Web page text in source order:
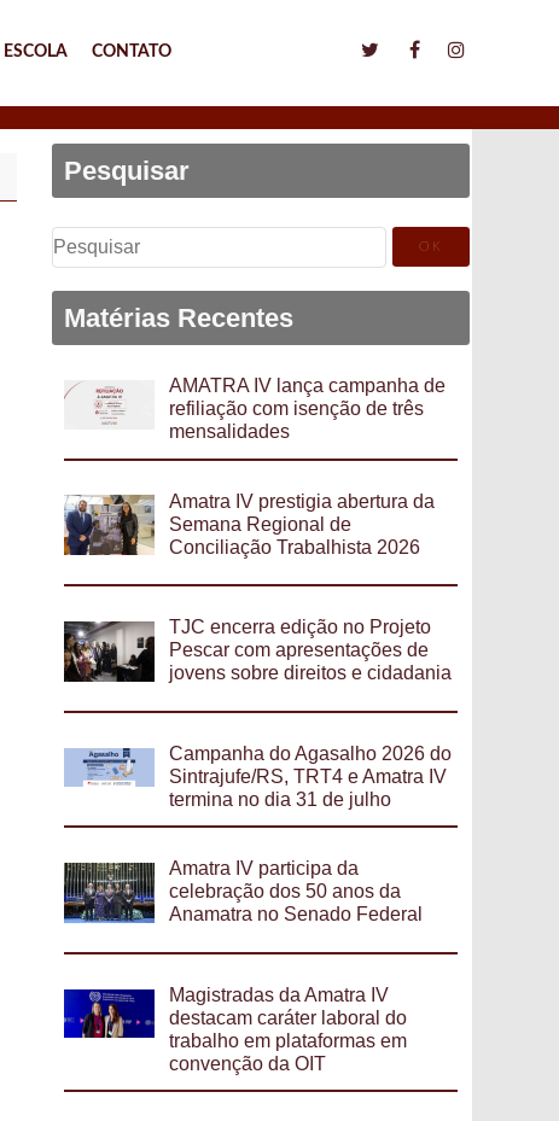
ESCOLA CONTATO
Pesquisar
Pesquisar
por:
Matérias Recentes
AMATRA IV lança campanha de
refiliação com isenção de três
mensalidades
Amatra IV prestigia abertura da
Semana Regional de
Conciliação Trabalhista 2026
TJC encerra edição no Projeto
Pescar com apresentações de
jovens sobre direitos e cidadania
Campanha do Agasalho 2026 do
Sintrajufe/RS, TRT4 e Amatra IV
termina no dia 31 de julho
Amatra IV participa da
celebração dos 50 anos da
Anamatra no Senado Federal
Magistradas da Amatra IV
destacam caráter laboral do
trabalho em plataformas em
convenção da OIT